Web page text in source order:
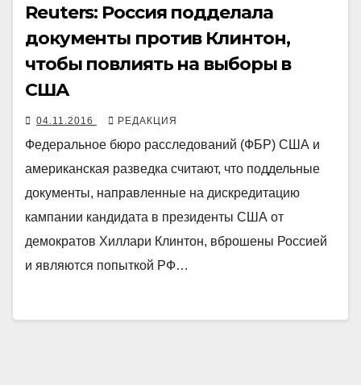
Reuters: Россия подделала
документы против Клинтон,
чтобы повлиять на выборы в
США
04.11.2016 РЕДАКЦИЯ
Федеральное бюро расследований (ФБР) США и
американская разведка считают, что поддельные
документы, направленные на дискредитацию
кампании кандидата в президенты США от
демократов Хиллари Клинтон, вброшены Россией
и являются попыткой РФ…